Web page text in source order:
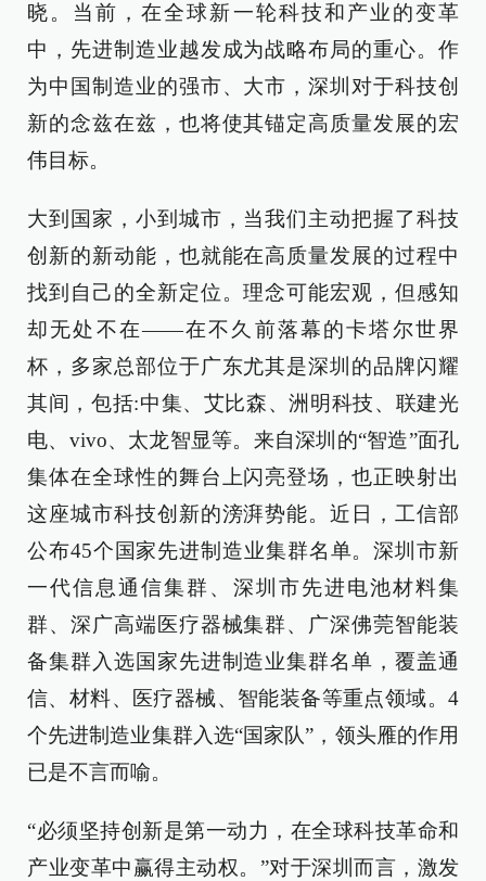
晓。当前，在全球新一轮科技和产业的变革
中，先进制造业越发成为战略布局的重心。作
为中国制造业的强市、大市，深圳对于科技创
新的念兹在兹，也将使其锚定高质量发展的宏
伟目标。
大到国家，小到城市，当我们主动把握了科技
创新的新动能，也就能在高质量发展的过程中
找到自己的全新定位。理念可能宏观，但感知
却无处不在——在不久前落幕的卡塔尔世界
杯，多家总部位于广东尤其是深圳的品牌闪耀
其间，包括:中集、艾比森、洲明科技、联建光
电、vivo、太龙智显等。来自深圳的“智造”面孔
集体在全球性的舞台上闪亮登场，也正映射出
这座城市科技创新的滂湃势能。近日，工信部
公布45个国家先进制造业集群名单。深圳市新
一代信息通信集群、深圳市先进电池材料集
群、深广高端医疗器械集群、广深佛莞智能装
备集群入选国家先进制造业集群名单，覆盖通
信、材料、医疗器械、智能装备等重点领域。4
个先进制造业集群入选“国家队”，领头雁的作用
已是不言而喻。
“必须坚持创新是第一动力，在全球科技革命和
产业变革中赢得主动权。”对于深圳而言，激发